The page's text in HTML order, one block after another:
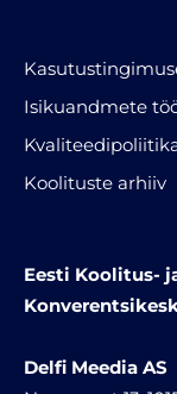
Isikuandmete
Koolituste arhiiv
Eesti Koolitus-
Delfi Meedia AS